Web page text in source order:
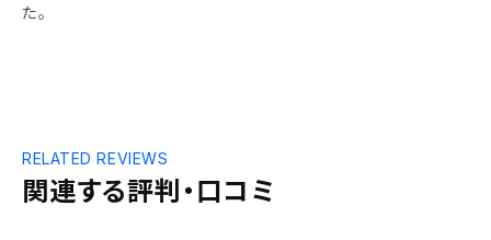
た。
関連する評判・口コミ
RELATED REVIEWS